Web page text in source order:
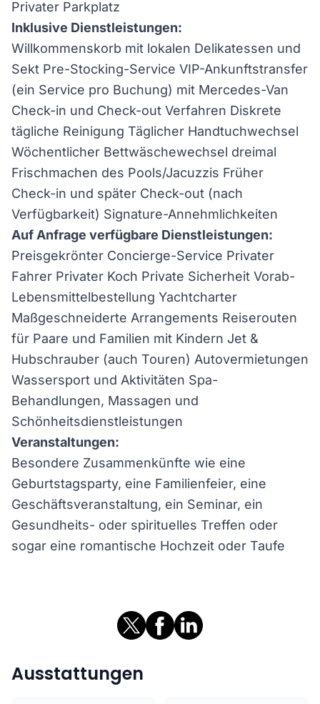
Privater Parkplatz
Inklusive Dienstleistungen:
Willkommenskorb mit lokalen Delikatessen und
Sekt Pre-Stocking-Service VIP-Ankunftstransfer
(ein Service pro Buchung) mit Mercedes-Van
Check-in und Check-out Verfahren Diskrete
tägliche Reinigung Täglicher Handtuchwechsel
Wöchentlicher Bettwäschewechsel dreimal
Frischmachen des Pools/Jacuzzis Früher
Check-in und später Check-out (nach
Verfügbarkeit) Signature-Annehmlichkeiten
Auf Anfrage verfügbare Dienstleistungen:
Preisgekrönter Concierge-Service Privater
Fahrer Privater Koch Private Sicherheit Vorab-
Lebensmittelbestellung Yachtcharter
Maßgeschneiderte Arrangements Reiserouten
für Paare und Familien mit Kindern Jet &
Hubschrauber (auch Touren) Autovermietungen
Wassersport und Aktivitäten Spa-
Behandlungen, Massagen und
Schönheitsdienstleistungen
Veranstaltungen:
Besondere Zusammenkünfte wie eine
Geburtstagsparty, eine Familienfeier, eine
Geschäftsveranstaltung, ein Seminar, ein
Gesundheits- oder spirituelles Treffen oder
sogar eine romantische Hochzeit oder Taufe
Ausstattungen